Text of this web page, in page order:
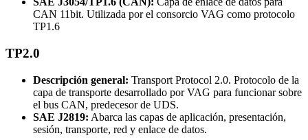
CAN 11bit. Utilizada por el consorcio VAG como protocolo
TP1.6
TP2.0
Descripción general: Transport Protocol 2.0. Protocolo de la
capa de transporte desarrollado por VAG para funcionar sobre
el bus CAN, predecesor de UDS.
SAE J2819: Abarca las capas de aplicación, presentación,
sesión, transporte, red y enlace de datos.